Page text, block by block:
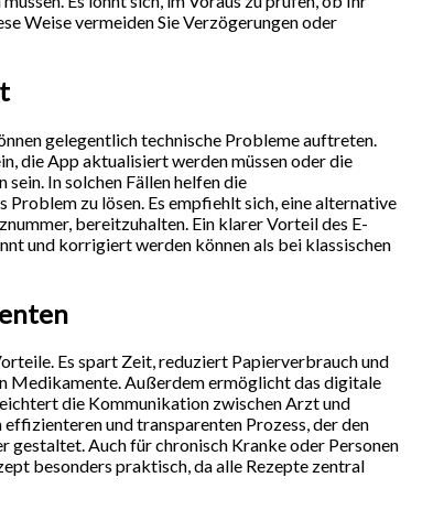
Weise vermeiden Sie Verzögerungen oder
gelegentlich technische Probleme auftreten.
die App aktualisiert werden müssen oder die
In solchen Fällen helfen die
zu lösen. Es empfiehlt sich, eine alternative
bereitzuhalten. Ein klarer Vorteil des E-
und korrigiert werden können als bei klassischen
Es spart Zeit, reduziert Papierverbrauch und
Außerdem ermöglicht das digitale
die Kommunikation zwischen Arzt und
und transparenten Prozess, der den
gestaltet. Auch für chronisch Kranke oder Personen
besonders praktisch, da alle Rezepte zentral